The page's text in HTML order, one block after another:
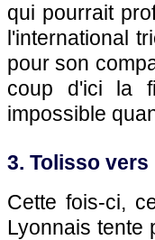
qui pourrait
l'international
pour son
coup d'ici la
impossible
3. Tolisso
Cette fois-ci,
Lyonnais tente